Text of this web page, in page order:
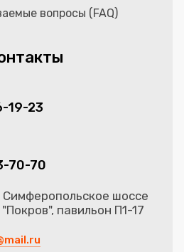
вопросы (FAQ)
19-23
70-70
Симферопольское шоссе
павильон П1-17